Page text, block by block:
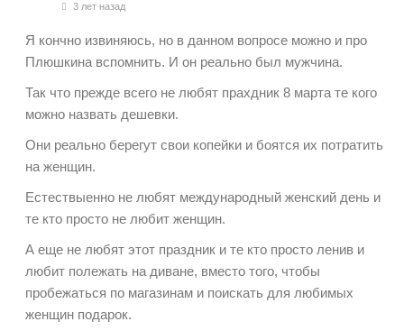
3 лет назад
Я кончно извиняюсь, но в данном вопросе можно и про
Плюшкина вспомнить. И он реально был мужчина.
Так что прежде всего не любят прахдник 8 марта те кого
можно назвать дешевки.
Они реально берегут свои копейки и боятся их потратить
на женщин.
Естествыенно не любят международный женский день и
те кто просто не любит женщин.
А еще не любят этот праздник и те кто просто ленив и
любит полежать на диване, вместо того, чтобы
пробежаться по магазинам и поискать для любимых
женщин подарок.